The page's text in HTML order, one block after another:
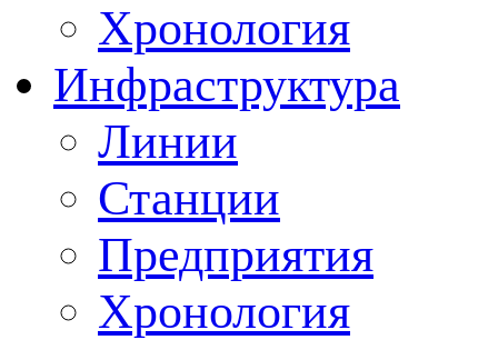
Хронология
Инфраструктура
Линии
Станции
Предприятия
Хронология